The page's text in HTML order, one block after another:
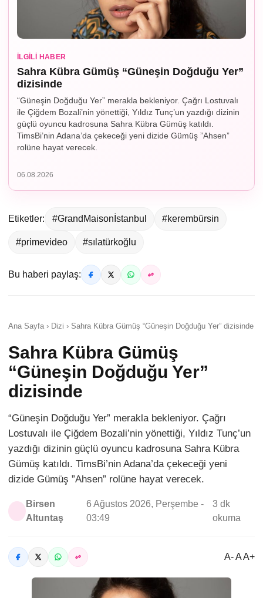
İLGILI HABER
Sahra Kübra Gümüş “Güneşin Doğduğu Yer”
dizisinde
“Güneşin Doğduğu Yer” merakla bekleniyor. Çağrı Lostuvalı
ile Çiğdem Bozali’nin yönettiği, Yıldız Tunç’un yazdığı dizinin
güçlü oyuncu kadrosuna Sahra Kübra Gümüş katıldı.
TimsBi’nin Adana’da çekeceği yeni dizide Gümüş ”Ahsen”
rolüne hayat verecek.
06.08.2026
Etiketler: #GrandMaisonİstanbul #kerembürsin
#primevideo #sılatürkoğlu
Bu haberi paylaş:
Ana Sayfa › Dizi › Sahra Kübra Gümüş “Güneşin Doğduğu Yer” dizisinde
Sahra Kübra Gümüş
“Güneşin Doğduğu Yer”
dizisinde
“Güneşin Doğduğu Yer” merakla bekleniyor. Çağrı
Lostuvalı ile Çiğdem Bozali’nin yönettiği, Yıldız Tunç’un
yazdığı dizinin güçlü oyuncu kadrosuna Sahra Kübra
Gümüş katıldı. TimsBi’nin Adana’da çekeceği yeni
dizide Gümüş ”Ahsen” rolüne hayat verecek.
Birsen
Altuntaş
6 Ağustos 2026, Perşembe -
03:49
3 dk
okuma
A- A A+